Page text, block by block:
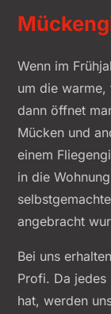
Wenn im
um die warme,
dann öffnet
Mücken und
einem
in die
angebracht
Bei uns
Profi. Da jedes
hat, werden